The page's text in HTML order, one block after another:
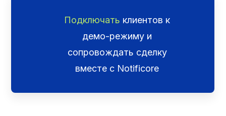
Подключать клиентов к
демо-режиму и
сопровождать сделку
вместе с Notificore